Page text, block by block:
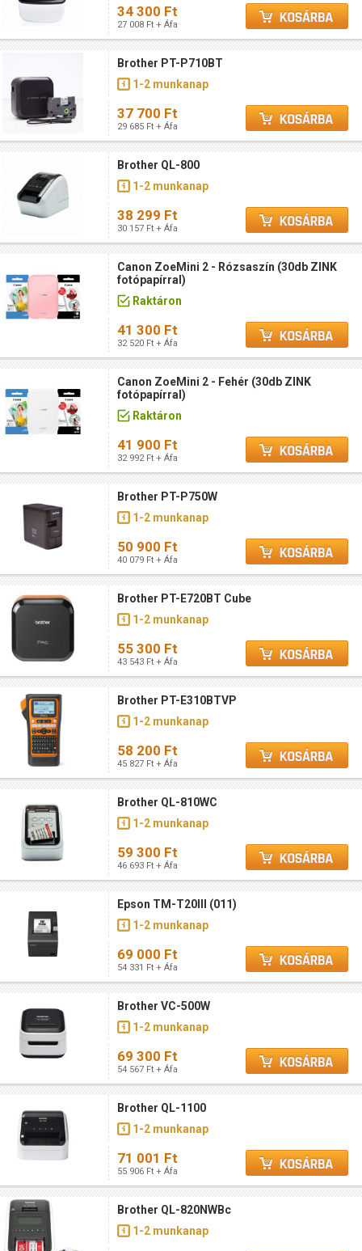
34 300 Ft
27 008 Ft + Áfa
Brother PT-P710BT
1-2 munkanap
37 700 Ft
29 685 Ft + Áfa
Brother QL-800
1-2 munkanap
38 299 Ft
30 157 Ft + Áfa
Canon ZoeMini 2 - Rózsaszín (30db ZINK
fotópapírral)
Raktáron
41 300 Ft
32 520 Ft + Áfa
Canon ZoeMini 2 - Fehér (30db ZINK
fotópapírral)
Raktáron
41 900 Ft
32 992 Ft + Áfa
Brother PT-P750W
1-2 munkanap
50 900 Ft
40 079 Ft + Áfa
Brother PT-E720BT Cube
1-2 munkanap
55 300 Ft
43 543 Ft + Áfa
Brother PT-E310BTVP
1-2 munkanap
58 200 Ft
45 827 Ft + Áfa
Brother QL-810WC
1-2 munkanap
59 300 Ft
46 693 Ft + Áfa
Epson TM-T20III (011)
1-2 munkanap
69 000 Ft
54 331 Ft + Áfa
Brother VC-500W
1-2 munkanap
69 300 Ft
54 567 Ft + Áfa
Brother QL-1100
1-2 munkanap
71 001 Ft
55 906 Ft + Áfa
Brother QL-820NWBc
1-2 munkanap